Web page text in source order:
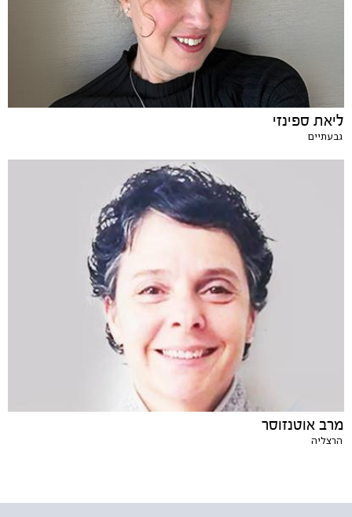
ליאת ספינזי
גבעתיים
מרב אוטנזוסר
הרצליה